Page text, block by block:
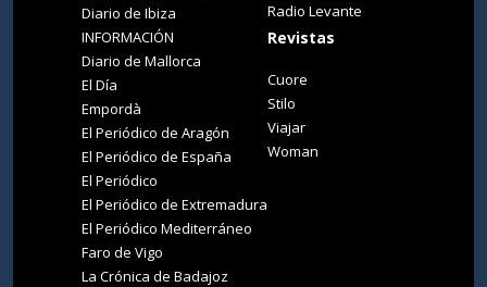
Diario de Ibiza
INFORMACIÓN
Diario de Mallorca
El Día
Empordà
El Periódico de Aragón
El Periódico de España
El Periódico
El Periódico de Extremadura
El Periódico Mediterráneo
Faro de Vigo
La Crónica de Badajoz
Radio Levante
Revistas
Cuore
Stilo
Viajar
Woman